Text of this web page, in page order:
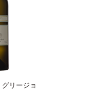
リージョ